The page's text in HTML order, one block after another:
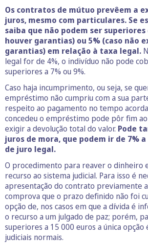
Os contratos de mútuo prevêem a
juros, mesmo com particulares. Se
saiba que não podem ser superiores
houver garantias) ou 5% (caso não
garantias) em relação à taxa legal.
legal for de 4%, o indivíduo não pode
superiores a 7% ou 9%.
Caso haja incumprimento, ou seja, se
empréstimo não cumpriu com a sua
respeito ao pagamento no tempo
concedeu o empréstimo pode pôr fim
exigir a devolução total do valor. Pode
juros de mora, que podem ir de 7%
de juro legal.
O procedimento para reaver o dinheiro
recurso ao sistema judicial. Para isso é
apresentação do contrato previamente
comprova que o prazo definido não foi
opção de, nos casos em que a dívida é
o recurso a um julgado de paz; porém,
superiores a 15 000 euros a única opção
judiciais normais.